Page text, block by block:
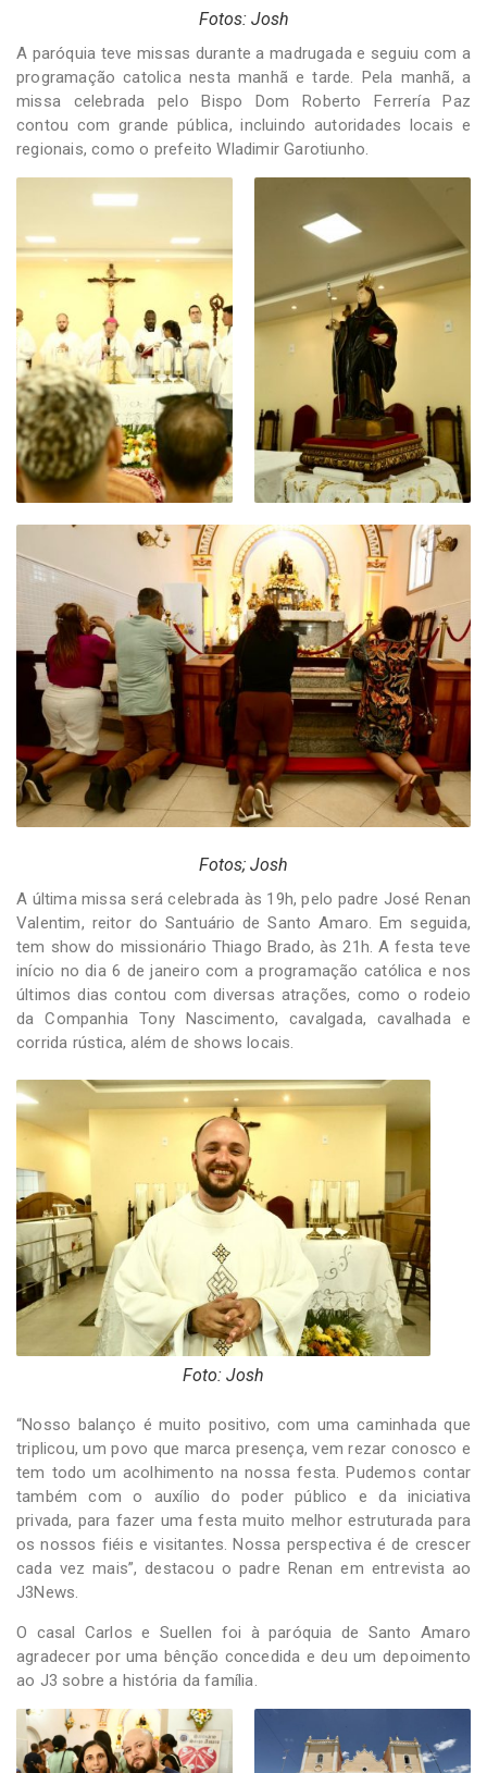
Fotos: Josh
A paróquia teve missas durante a madrugada e seguiu com a
programação catolica nesta manhã e tarde. Pela manhã, a
missa celebrada pelo Bispo Dom Roberto Ferrería Paz
contou com grande pública, incluindo autoridades locais e
regionais, como o prefeito Wladimir Garotiunho.
Fotos; Josh
A última missa será celebrada às 19h, pelo padre José Renan
Valentim, reitor do Santuário de Santo Amaro. Em seguida,
tem show do missionário Thiago Brado, às 21h. A festa teve
início no dia 6 de janeiro com a programação católica e nos
últimos dias contou com diversas atrações, como o rodeio
da Companhia Tony Nascimento, cavalgada, cavalhada e
corrida rústica, além de shows locais.
Foto: Josh
“Nosso balanço é muito positivo, com uma caminhada que
triplicou, um povo que marca presença, vem rezar conosco e
tem todo um acolhimento na nossa festa. Pudemos contar
também com o auxílio do poder público e da iniciativa
privada, para fazer uma festa muito melhor estruturada para
os nossos fiéis e visitantes. Nossa perspectiva é de crescer
cada vez mais”, destacou o padre Renan em entrevista ao
J3News.
O casal Carlos e Suellen foi à paróquia de Santo Amaro
agradecer por uma bênção concedida e deu um depoimento
ao J3 sobre a história da família.